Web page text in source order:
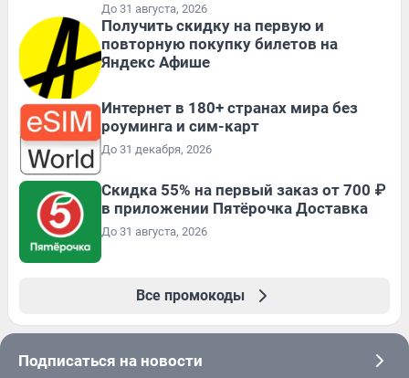
До 31 августа, 2026
Получить скидку на первую и
повторную покупку билетов на
Яндекс Афише
Интернет в 180+ странах мира без
роуминга и сим-карт
До 31 декабря, 2026
Скидка 55% на первый заказ от 700 ₽
в приложении Пятёрочка Доставка
До 31 августа, 2026
Все промокоды
Подписаться на новости